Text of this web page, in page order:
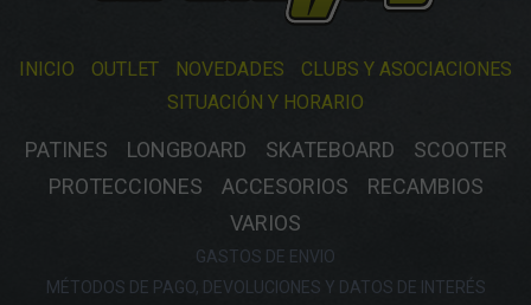
INICIO OUTLET NOVEDADES
CLUBS Y ASOCIACIONES
SITUACIÓN Y HORARIO
PATINES LONGBOARD SKATEBOARD
SCOOTER
PROTECCIONES
ACCESORIOS
RECAMBIOS
VARIOS
GASTOS DE ENVIO
MÉTODOS DE PAGO, DEVOLUCIONES Y DATOS DE INTERÉS